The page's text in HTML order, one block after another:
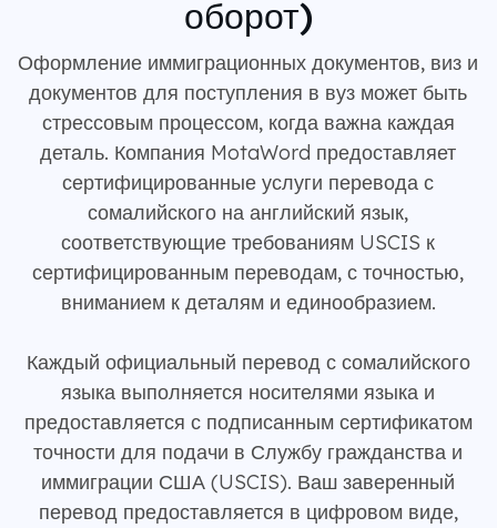
оборот)
Оформление иммиграционных документов, виз и
документов для поступления в вуз может быть
стрессовым процессом, когда важна каждая
деталь. Компания MotaWord предоставляет
сертифицированные услуги перевода с
сомалийского на английский язык,
соответствующие требованиям USCIS к
сертифицированным переводам, с точностью,
вниманием к деталям и единообразием.
Каждый официальный перевод с сомалийского
языка выполняется носителями языка и
предоставляется с подписанным сертификатом
точности для подачи в Службу гражданства и
иммиграции США (USCIS). Ваш заверенный
перевод предоставляется в цифровом виде,